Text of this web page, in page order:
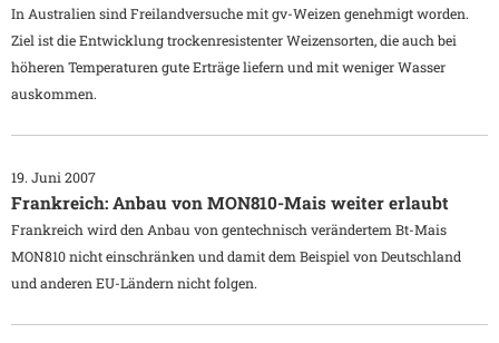
In Australien sind Freilandversuche mit gv-Weizen genehmigt worden.
Ziel ist die Entwicklung trockenresistenter Weizensorten, die auch bei
höheren Temperaturen gute Erträge liefern und mit weniger Wasser
auskommen.
19. Juni 2007
Frankreich: Anbau von MON810-Mais weiter erlaubt
Frankreich wird den Anbau von gentechnisch verändertem Bt-Mais
MON810 nicht einschränken und damit dem Beispiel von Deutschland
und anderen EU-Ländern nicht folgen.